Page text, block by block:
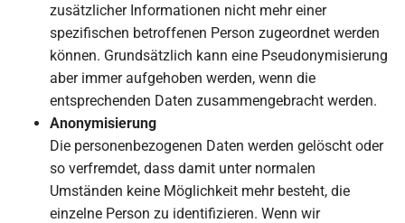
zusätzlicher Informationen nicht mehr einer
spezifischen betroffenen Person zugeordnet werden
können. Grundsätzlich kann eine Pseudonymisierung
aber immer aufgehoben werden, wenn die
entsprechenden Daten zusammengebracht werden.
Anonymisierung
Die personenbezogenen Daten werden gelöscht oder
so verfremdet, dass damit unter normalen
Umständen keine Möglichkeit mehr besteht, die
einzelne Person zu identifizieren. Wenn wir